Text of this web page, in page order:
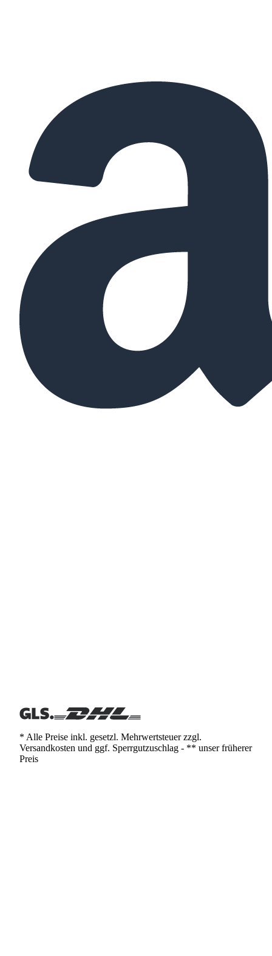
* Alle Preise inkl. gesetzl. Mehrwertsteuer zzgl.
Versandkosten und ggf. Sperrgutzuschlag - ** unser früherer
Preis